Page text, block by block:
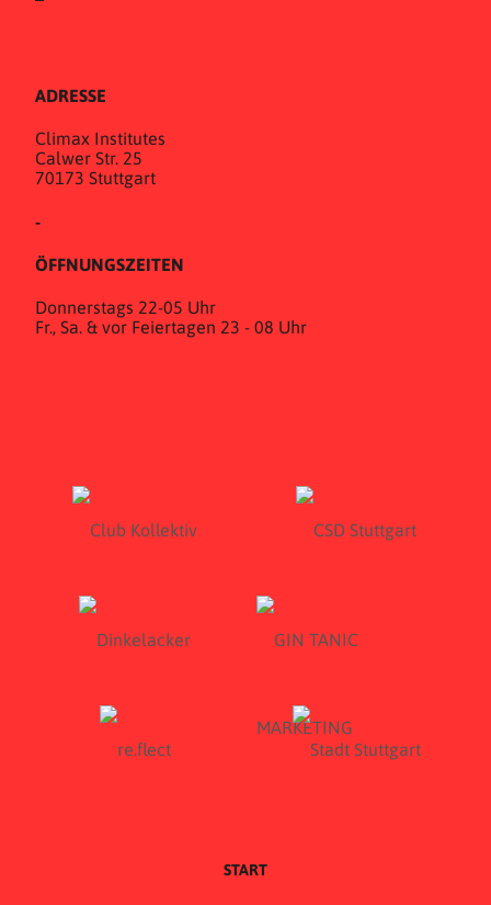
ADRESSE
Climax Institutes
Calwer Str. 25
70173 Stuttgart
-
ÖFFNUNGSZEITEN
Donnerstags 22-05 Uhr
Fr., Sa. & vor Feiertagen 23 - 08 Uhr
START